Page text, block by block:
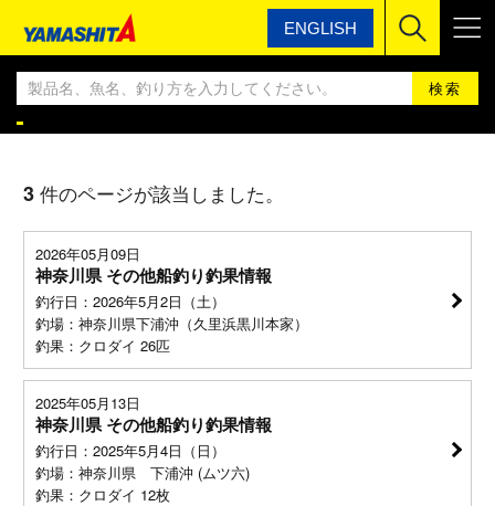
ENGLISH
ヤマシタ ヤマシタ釣果情報BLOG
ヤマシタ釣果情報
3 件のページが該当しました。
2026年05月09日
神奈川県 その他船釣り釣果情報
釣行日：2026年5月2日（土）
釣場：神奈川県下浦沖（久里浜黒川本家）
釣果：クロダイ 26匹
2025年05月13日
神奈川県 その他船釣り釣果情報
釣行日：2025年5月4日（日）
釣場：神奈川県 下浦沖 (ムツ六)
釣果：クロダイ 12枚